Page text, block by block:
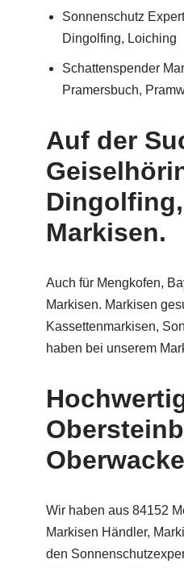
Sonnenschutz
Dingolfing, Loiching
Schattenspender
Pramersbuch,
Auf der
Markisen.
Auch für Mengkofen,
Markisen. Markisen
Kassettenmarkisen,
haben bei unserem
Wir haben aus 84152
Markisen Händler,
den